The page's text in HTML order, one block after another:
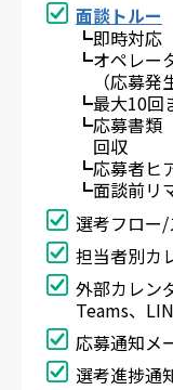
面談トルー
┗即時対応
┗オペレー
（応募発
┗最大10回
┗応募書類
回収
┗応募者ヒ
┗面談前リ
選考フロー
担当者別カ
外部カレン
Teams、
応募通知メ
選考進捗通